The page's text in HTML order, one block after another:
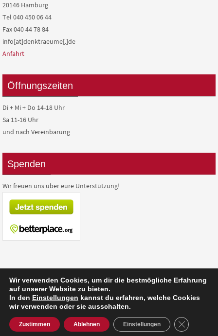
20146 Hamburg
Tel 040 450 06 44
Fax 040 44 78 84
info[at]denktraeume[.]de
Anfahrt
Öffnungszeiten
Di + Mi + Do 14-18 Uhr
Sa 11-16 Uhr
und nach Vereinbarung
Spenden
Wir freuen uns über eure Unterstützung!
Präsentiert vonNirvana&WordPress.
Wir verwenden Cookies, um dir die bestmögliche Erfahrung
auf unserer Website zu bieten.
In den Einstellungen kannst du erfahren, welche Cookies
wir verwenden oder sie ausschalten.
Zustimmen Ablehnen Einstellungen GDPR